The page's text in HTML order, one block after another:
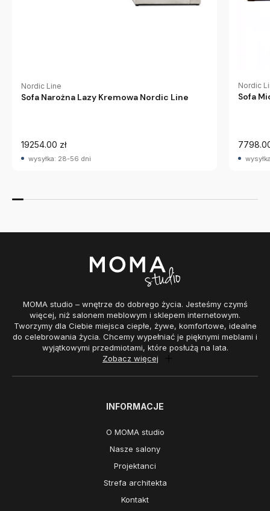
Nordic Line
Sofa Narożna Lazy Kremowa Nordic Line
19254.00 zł
wysyłka: 28-56 dni
Nordic
Sofa
MOMA studio – wnętrze do dobrego życia. Jesteśmy czymś
więcej, niż salonem meblowym i sklepem internetowym.
Tworzymy dla Ciebie miejsca ciepłe, żywe, komfortowe, idealne
do celebrowania życia. Chcemy wypełniać je pięknymi meblami i
wyjątkowymi przedmiotami, które posłużą na lata.
Zobacz więcej
INFORMACJE
O MOMA studio
Nasze salony
Projektanci
Strefa architekta
Kontakt